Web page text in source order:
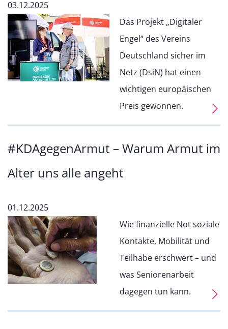
03.12.2025
Das Projekt „Digitaler
Engel“ des Vereins
Deutschland sicher im
Netz (DsiN) hat einen
wichtigen europäischen
Preis gewonnen.
#KDAgegenArmut – Warum Armut im
Alter uns alle angeht
01.12.2025
Wie finanzielle Not soziale
Kontakte, Mobilität und
Teilhabe erschwert – und
was Seniorenarbeit
dagegen tun kann.